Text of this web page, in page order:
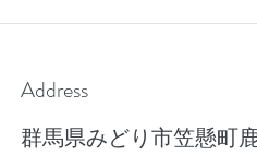
Address
群馬県みどり市笠懸町